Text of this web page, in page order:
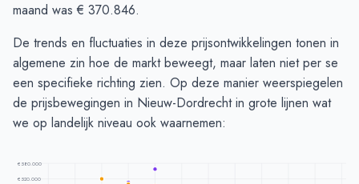
maand was € 370.846.
De trends en fluctuaties in deze prijsontwikkelingen tonen in
algemene zin hoe de markt beweegt, maar laten niet per se
een specifieke richting zien. Op deze manier weerspiegelen
de prijsbewegingen in Nieuw-Dordrecht in grote lijnen wat
we op landelijk niveau ook waarnemen:
€ 580.000
€ 520.000